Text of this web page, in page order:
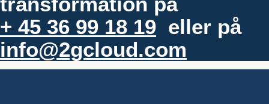
+ 45 36 99 18 19 eller på
info@2gcloud.com